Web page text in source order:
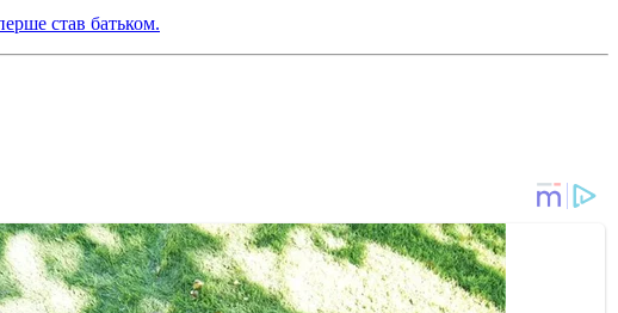
став батьком.